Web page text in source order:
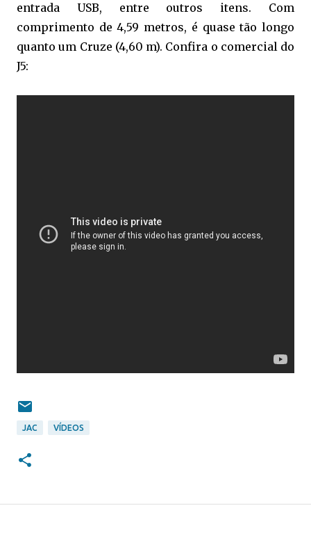
entrada USB, entre outros itens. Com
comprimento de 4,59 metros, é quase tão longo
quanto um Cruze (4,60 m). Confira o comercial do
J5:
JAC VÍDEOS